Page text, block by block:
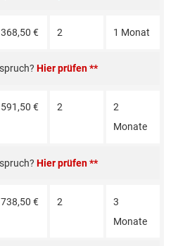
368,50 € 2 1 Monat
Hier prüfen **
591,50 € 2
2
Monate
Hier prüfen **
738,50 € 2
3
Monate